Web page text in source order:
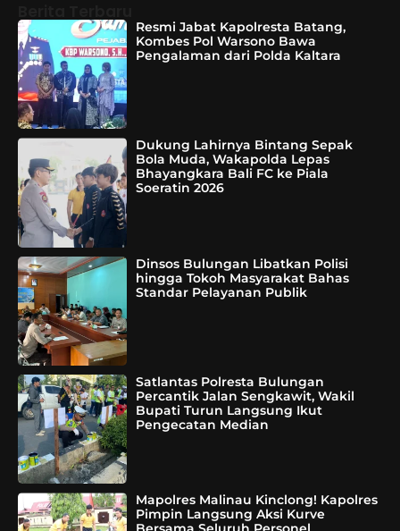
Resmi Jabat Kapolresta Batang,
Kombes Pol Warsono Bawa
Pengalaman dari Polda Kaltara
Dukung Lahirnya Bintang Sepak
Bola Muda, Wakapolda Lepas
Bhayangkara Bali FC ke Piala
Soeratin 2026
Dinsos Bulungan Libatkan Polisi
hingga Tokoh Masyarakat Bahas
Standar Pelayanan Publik
Satlantas Polresta Bulungan
Percantik Jalan Sengkawit, Wakil
Bupati Turun Langsung Ikut
Pengecatan Median
Mapolres Malinau Kinclong! Kapolres
Pimpin Langsung Aksi Kurve